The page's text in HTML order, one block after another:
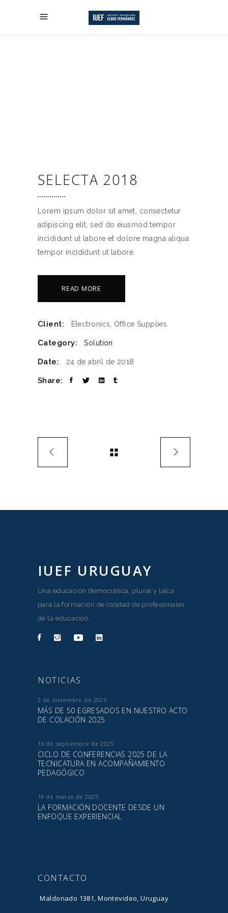
SELECTA 2018
Lorem ipsum dolor sit amet, consectetur
adipiscing elit, sed do eiusmod tempor
incididunt ut labore et dolore magna aliqua
tempor incididunt ut labore.
READ MORE
Client: Electronics, Office Supplies
Category: Solution
Date: 24 de abril de 2018
Share:
IUEF URUGUAY
Una educación democrática, plural y laica
para la formación de calidad de profesionales
de la educación.
NOTICIAS
2 de diciembre de 2025
MÁS DE 50 EGRESADOS EN NUESTRO ACTO
DE COLACIÓN 2025
16 de septiembre de 2025
CICLO DE CONFERENCIAS 2025 DE LA
TECNICATURA EN ACOMPAÑAMIENTO
PEDAGÓGICO
19 de marzo de 2025
LA FORMACIÓN DOCENTE DESDE UN
ENFOQUE EXPERIENCIAL
CONTACTO
Maldonado 1381, Montevideo, Uruguay